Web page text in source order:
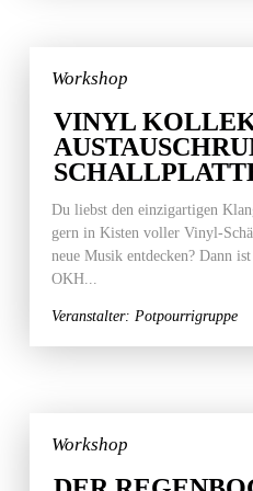
Workshop
VINYL
Du liebst den einzigartigen
gern in Kisten voller Vinyl-
neue Musik entdecken? Dann
OKH...
Veranstalter: Potpourrigruppe
Workshop